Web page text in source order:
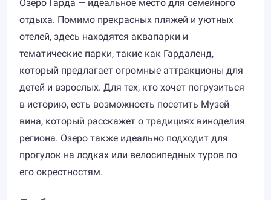
Озеро Гарда — идеальное место для семейного
отдыха. Помимо прекрасных пляжей и уютных
отелей, здесь находятся аквапарки и
тематические парки, такие как Гардаленд,
который предлагает огромные аттракционы для
детей и взрослых. Для тех, кто хочет погрузиться
в историю, есть возможность посетить Музей
вина, который расскажет о традициях виноделия
региона. Озеро также идеально подходит для
прогулок на лодках или велосипедных туров по
его окрестностям.